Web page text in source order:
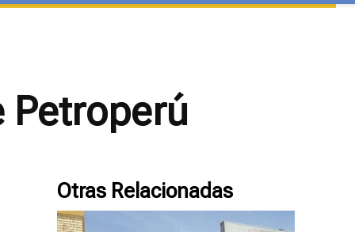
Petroperú
Otras Relacionadas